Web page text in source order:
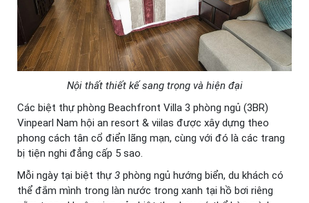
Nội thất thiết kế sang trọng và hiện đại
Các biệt thự phòng Beachfront Villa 3 phòng ngủ (3BR)
Vinpearl Nam hội an resort & viilas được xây dựng theo
phong cách tân cổ điển lãng mạn, cùng với đó là các trang
bị tiện nghi đẳng cấp 5 sao.
Mỗi ngày tại biệt thự 3 phòng ngủ hướng biển, du khách có
thể đắm mình trong làn nước trong xanh tại hồ bơi riêng